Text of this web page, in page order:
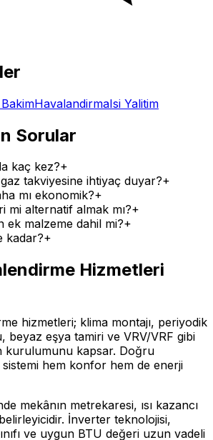
HavalandirmaIsi Yalitim
Sorular
kaç kez?+
takviyesine ihtiyaç duyar?+
mı ekonomik?+
mi alternatif almak mı?+
ek malzeme dahil mi?+
kadar?+
Hizmetleri
hizmetleri; klima montajı, periyodik
beyaz eşya tamiri ve VRV/VRF gibi
kurulumunu kapsar. Doğru
hem konfor hem de enerji
mekânın metrekaresi, ısı kazancı
belirleyicidir. İnverter teknolojisi,
ve uygun BTU değeri uzun vadeli